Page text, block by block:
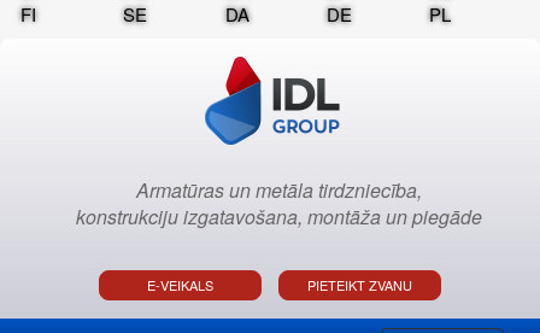
FI
SE DA DE PL
Armatūras un metāla tirdzniecība,
konstrukciju izgatavošana, montāža un piegāde
E-VEIKALS PIETEIKT ZVANU